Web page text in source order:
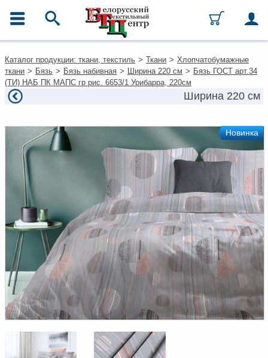
Каталог
Ткани
Домашний текстиль
Одежда
Текстиль для ресторанов и
гостиниц
Текстильная галантерея и
фурнитура
Условия работы
Оплата и доставка
Как оформить заказ
Вакансии
Как нас найти
Написать нам
Доверенность на
получение груза
Документы по работе с
персональными данными
Письмо руководителю
Вопросы и ответы
Новости | Статьи
Каталог продукции: ткани, текстиль > Ткани > Хлопчатобумажные
ткани > Бязь > Бязь набивная > Ширина 220 см > Бязь ГОСТ арт.34
(ТИ) НАБ ПК МАПС гр рис. 6653/1 Урибарра, 220см
Ширина 220 см
Новинка